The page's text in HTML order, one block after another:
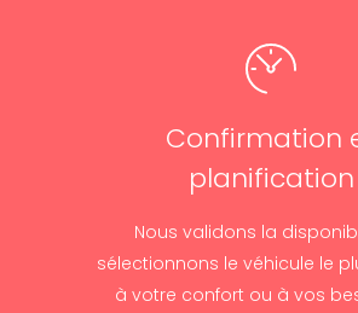
Confirmation
planification
Nous validons la
sélectionnons le véhicule le
à votre confort ou à vos